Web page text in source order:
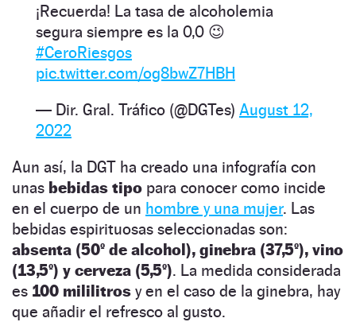
¡Recuerda! La tasa de alcoholemia
segura siempre es la 0,0 😉
#CeroRiesgos
pic.twitter.com/og8bwZ7HBH
— Dir. Gral. Tráfico (@DGTes) August 12,
2022
Aun así, la DGT ha creado una infografía con
unas bebidas tipo para conocer como incide
en el cuerpo de un hombre y una mujer. Las
bebidas espirituosas seleccionadas son:
absenta (50º de alcohol), ginebra (37,5º), vino
(13,5º) y cerveza (5,5º). La medida considerada
es 100 mililitros y en el caso de la ginebra, hay
que añadir el refresco al gusto.